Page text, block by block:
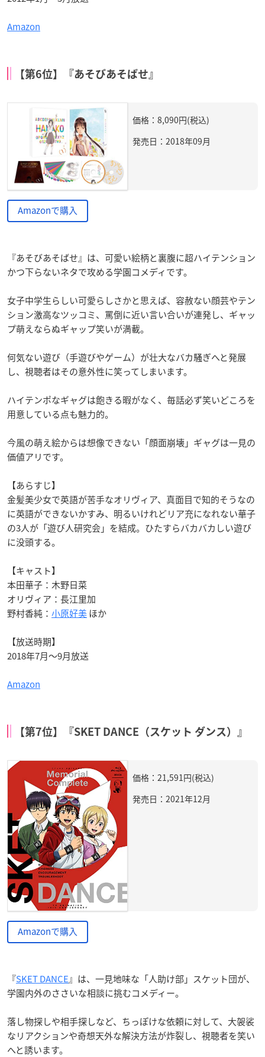
Amazon
【第6位】『あそびあそばせ』
価格：8,090円(税込)
発売日：2018年09月
Amazonで購入
『あそびあそばせ』は、可愛い絵柄と裏腹に超ハイテンション
かつ下らないネタで攻める学園コメディです。
女子中学生らしい可愛らしさかと思えば、容赦ない顔芸やテン
ション激高なツッコミ、罵倒に近い言い合いが連発し、ギャッ
プ萌えならぬギャップ笑いが満載。
何気ない遊び（手遊びやゲーム）が壮大なバカ騒ぎへと発展
し、視聴者はその意外性に笑ってしまいます。
ハイテンポなギャグは飽きる暇がなく、毎話必ず笑いどころを
用意している点も魅力的。
今風の萌え絵からは想像できない「顔面崩壊」ギャグは一見の
価値アリです。
【あらすじ】
金髪美少女で英語が苦手なオリヴィア、真面目で知的そうなの
に英語ができないかすみ、明るいけれどリア充になれない華子
の3人が「遊び人研究会」を結成。ひたすらバカバカしい遊び
に没頭する。
【キャスト】
本田華子：木野日菜
オリヴィア：長江里加
野村香純： 小原好美ほか
【放送時期】
2018年7月～9月放送
Amazon
【第7位】『SKET DANCE（スケット ダンス）』
価格：21,591円(税込)
発売日：2021年12月
Amazonで購入
『SKET DANCE』は、一見地味な「人助け部」スケット団が、
学園内外のささいな相談に挑むコメディー。
落し物探しや相手探しなど、ちっぽけな依頼に対して、大袈裟
なリアクションや奇想天外な解決方法が炸裂し、視聴者を笑い
へと誘います。